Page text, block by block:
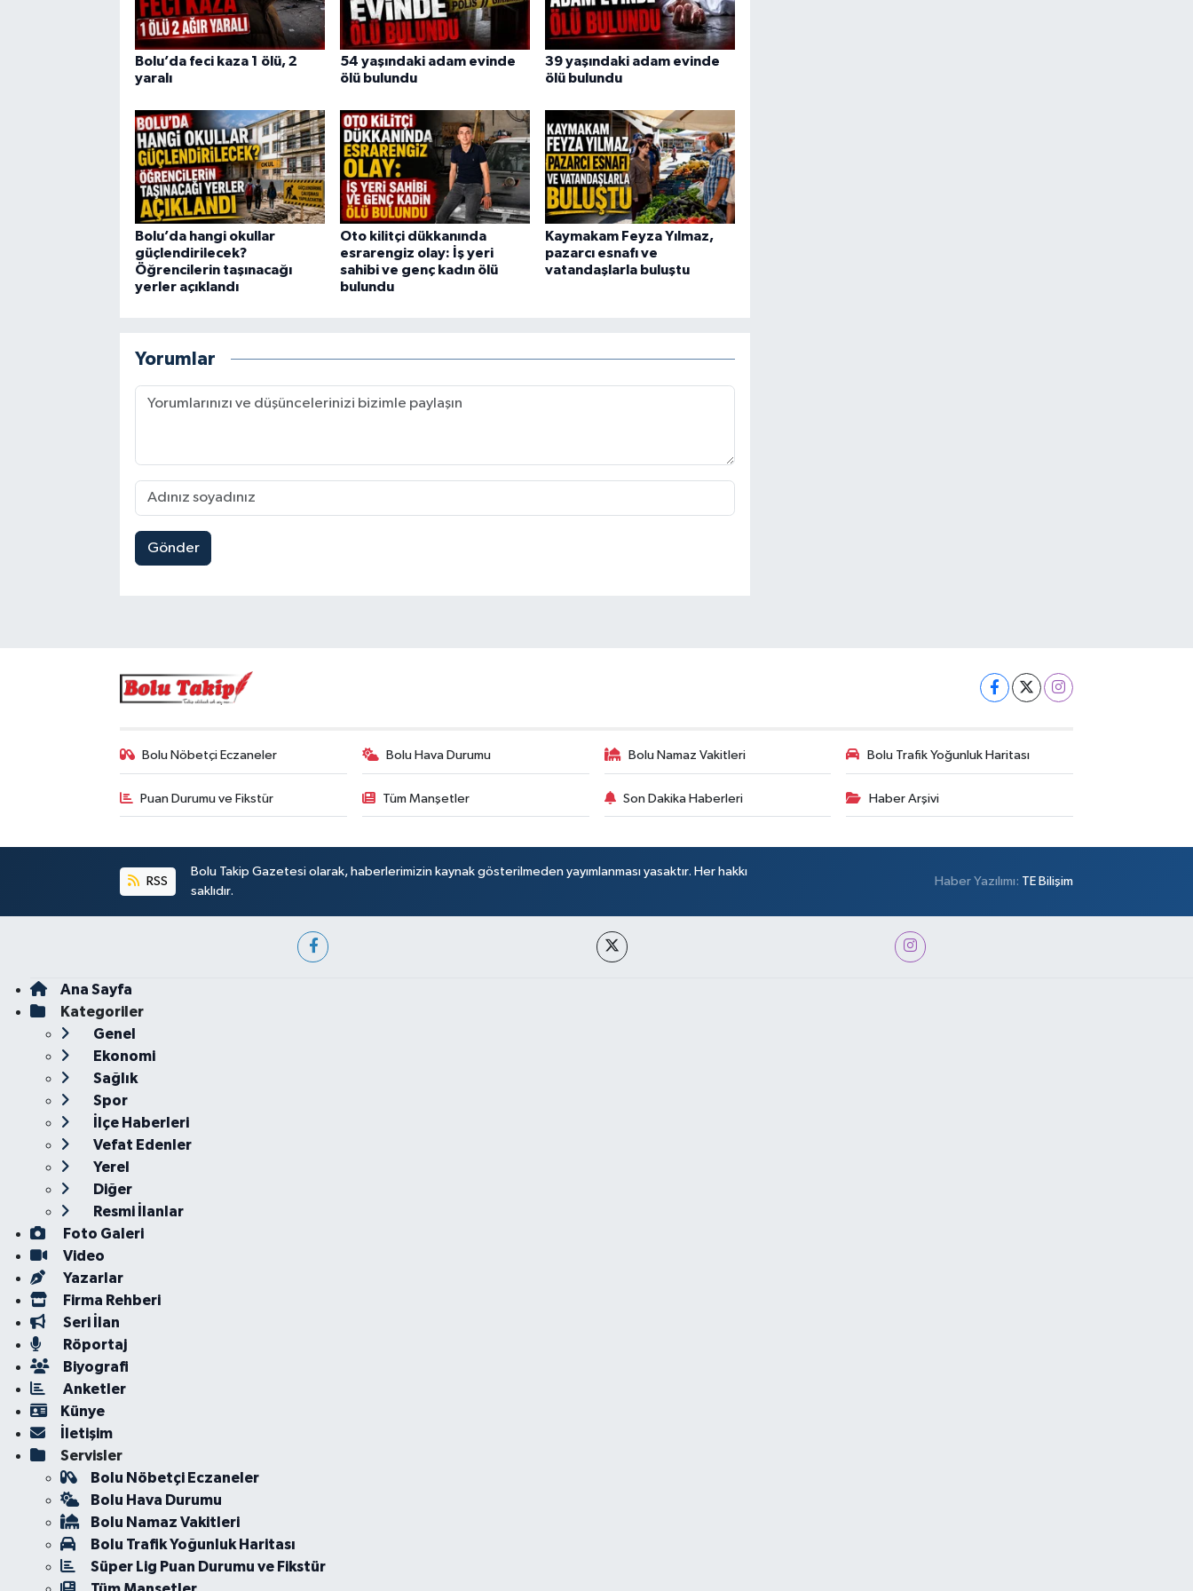
Bolu’da feci kaza 1 ölü, 2
yaralı
54 yaşındaki adam evinde
ölü bulundu
39 yaşındaki adam evinde
ölü bulundu
Bolu’da hangi okullar
güçlendirilecek?
Öğrencilerin taşınacağı
yerler açıklandı
Oto kilitçi dükkanında
esrarengiz olay: İş yeri
sahibi ve genç kadın ölü
bulundu
Kaymakam Feyza Yılmaz,
pazarcı esnafı ve
vatandaşlarla buluştu
Yorumlar
Gönder
Bolu Nöbetçi Eczaneler Bolu Hava Durumu Bolu Namaz Vakitleri Bolu Trafik Yoğunluk Haritası
Puan Durumu ve Fikstür Tüm Manşetler Son Dakika Haberleri Haber Arşivi
RSS
Bolu Takip Gazetesi olarak, haberlerimizin kaynak gösterilmeden yayımlanması yasaktır. Her hakkı
saklıdır.
Haber Yazılımı: TE Bilişim
Ana Sayfa
Kategoriler
Genel
Ekonomi
Sağlık
Spor
İlçe Haberleri
Vefat Edenler
Yerel
Diğer
Resmi İlanlar
Foto Galeri
Video
Yazarlar
Firma Rehberi
Seri İlan
Röportaj
Biyografi
Anketler
Künye
İletişim
Servisler
Bolu Nöbetçi Eczaneler
Bolu Hava Durumu
Bolu Namaz Vakitleri
Bolu Trafik Yoğunluk Haritası
Süper Lig Puan Durumu ve Fikstür